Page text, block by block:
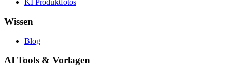
KI Produktfotos
Wissen
Blog
AI Tools & Vorlagen